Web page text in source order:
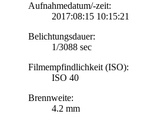
Aufnahmedatum/-zeit:
2017:08:15 10:15:21
Belichtungsdauer:
1/3088 sec
Filmempfindlichkeit (ISO):
ISO 40
Brennweite:
4.2 mm